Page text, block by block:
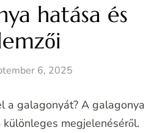
hatása és
6, 2025
a galagonyát? A galagonya
megjelenéséről.